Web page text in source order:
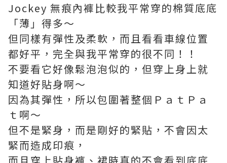
Jockey 無痕內褲比較我平常穿的棉質底底
「薄」得多～
但同樣有彈性及柔軟，而且看看車線位置
都好平，完全與我平常穿的很不同！！
不要看它好像鬆泡泡似的，但穿上身上就
知道好貼身啊～
因為其彈性，所以包圍著整個ＰａｔＰａ
ｔ啊～
但不是緊身，而是剛好的緊貼，不會因太
緊而造成印痕，